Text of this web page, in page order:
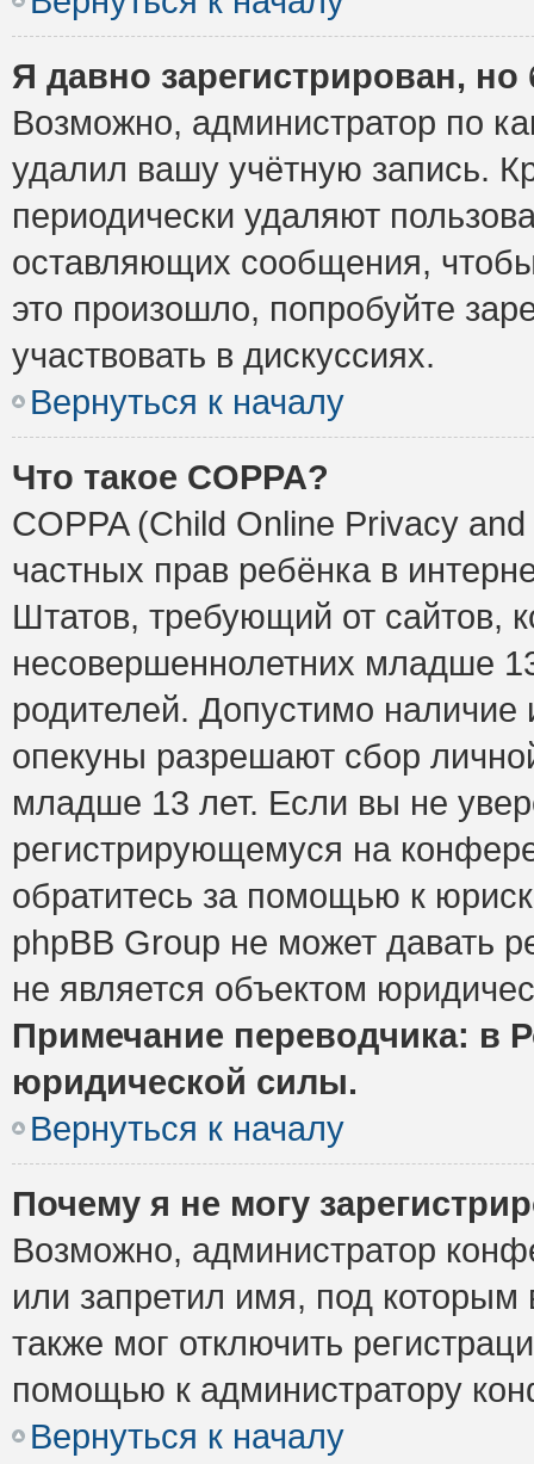
Я давно зарегистрирован,
Возможно, администратор по
удалил вашу учётную запись.
периодически удаляют
оставляющих сообщения,
это произошло, попробуйте
участвовать в дискуссиях.
Вернуться к началу
Что такое COPPA?
COPPA (Child Online Privacy
частных прав ребёнка в
Штатов, требующий от сайтов,
несовершеннолетних младше
родителей. Допустимо наличие
опекуны разрешают сбор
младше 13 лет. Если вы не
регистрирующемуся на
обратитесь за помощью к
phpBB Group не может давать
не является объектом
Примечание переводчика: в
юридической силы.
Вернуться к началу
Почему я не могу
Возможно, администратор
или запретил имя, под которым
также мог отключить
помощью к администратору
Вернуться к началу